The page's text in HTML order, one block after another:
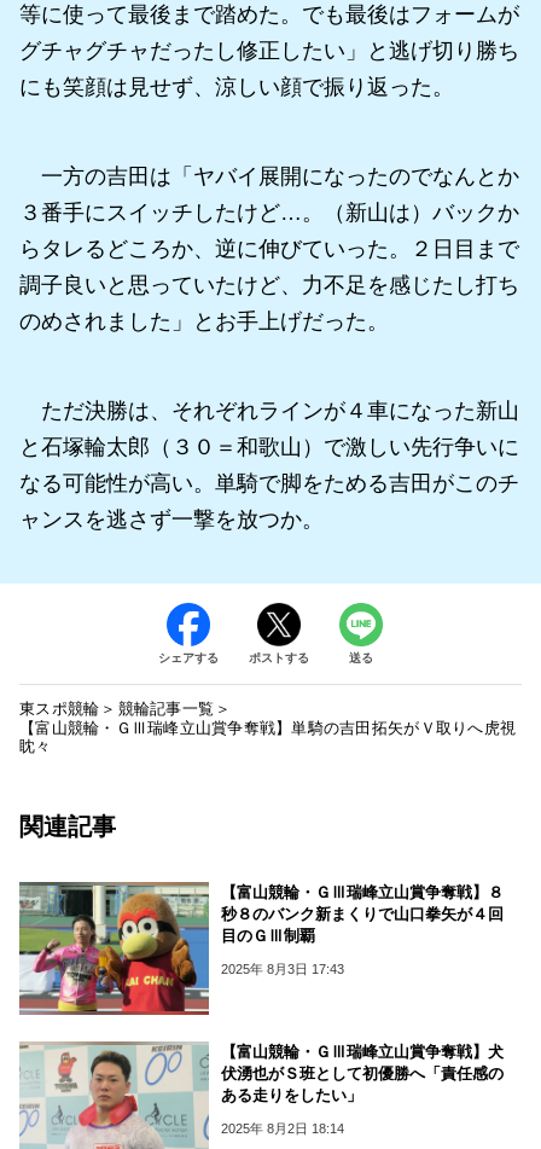
等に使って最後まで踏めた。でも最後はフォームが
グチャグチャだったし修正したい」と逃げ切り勝ち
にも笑顔は見せず、涼しい顔で振り返った。
一方の吉田は「ヤバイ展開になったのでなんとか
３番手にスイッチしたけど…。（新山は）バックか
らタレるどころか、逆に伸びていった。２日目まで
調子良いと思っていたけど、力不足を感じたし打ち
のめされました」とお手上げだった。
ただ決勝は、それぞれラインが４車になった新山
と石塚輪太郎（３０＝和歌山）で激しい先行争いに
なる可能性が高い。単騎で脚をためる吉田がこのチ
ャンスを逃さず一撃を放つか。
シェアする ポストする 送る
東スポ競輪
競輪記事一覧
【富山競輪・ＧⅢ瑞峰立山賞争奪戦】単騎の吉田拓矢がＶ取りへ虎視
眈々
関連記事
【富山競輪・ＧⅢ瑞峰立山賞争奪戦】８
秒８のバンク新まくりで山口拳矢が４回
目のＧⅢ制覇
2025年 8月3日 17:43
【富山競輪・ＧⅢ瑞峰立山賞争奪戦】犬
伏湧也がＳ班として初優勝へ「責任感の
ある走りをしたい」
2025年 8月2日 18:14